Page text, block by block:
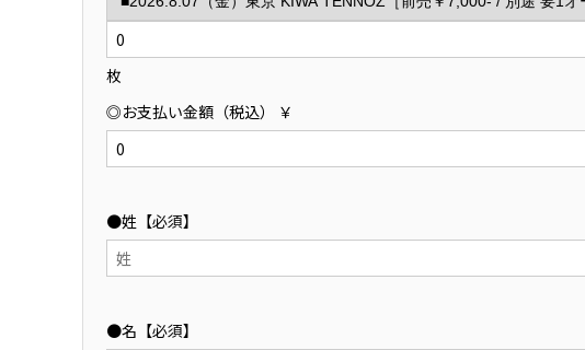
枚
◎お支払い金額（税込） ￥
●姓【必須】
●名【必須】